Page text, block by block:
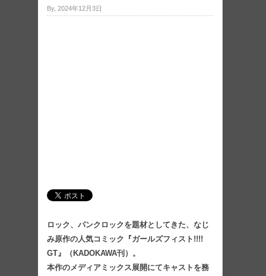
By, 2024年12月3日
ロック、パンクロックを題材としてきた、なじ
み原作の人気コミック『ガールズフィスト!!!!
GT』（KADOKAWA刊）。
本作のメディアミックス展開にてキャストを務